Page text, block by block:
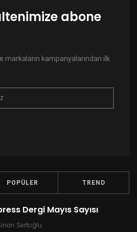
abone
markaların kampanyalarından ilk
POPÜLER TREND
Dergi Mayıs Sayısı
Sertoğlu